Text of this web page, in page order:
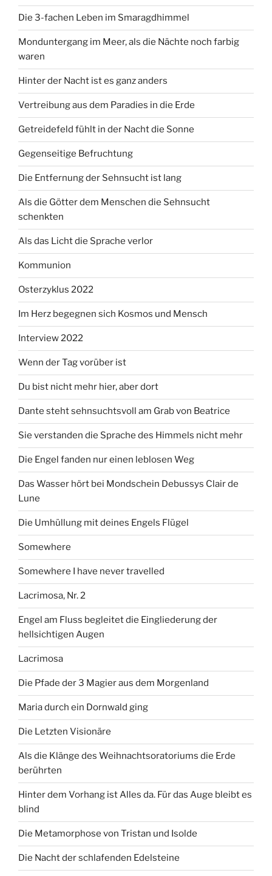
Die 3-fachen Leben im Smaragdhimmel
Monduntergang im Meer, als die Nächte noch farbig
waren
Hinter der Nacht ist es ganz anders
Vertreibung aus dem Paradies in die Erde
Getreidefeld fühlt in der Nacht die Sonne
Gegenseitige Befruchtung
Die Entfernung der Sehnsucht ist lang
Als die Götter dem Menschen die Sehnsucht
schenkten
Als das Licht die Sprache verlor
Kommunion
Osterzyklus 2022
Im Herz begegnen sich Kosmos und Mensch
Interview 2022
Wenn der Tag vorüber ist
Du bist nicht mehr hier, aber dort
Dante steht sehnsuchtsvoll am Grab von Beatrice
Sie verstanden die Sprache des Himmels nicht mehr
Die Engel fanden nur einen leblosen Weg
Das Wasser hört bei Mondschein Debussys Clair de
Lune
Die Umhüllung mit deines Engels Flügel
Somewhere
Somewhere I have never travelled
Lacrimosa, Nr. 2
Engel am Fluss begleitet die Eingliederung der
hellsichtigen Augen
Lacrimosa
Die Pfade der 3 Magier aus dem Morgenland
Maria durch ein Dornwald ging
Die Letzten Visionäre
Als die Klänge des Weihnachtsoratoriums die Erde
berührten
Hinter dem Vorhang ist Alles da. Für das Auge bleibt es
blind
Die Metamorphose von Tristan und Isolde
Die Nacht der schlafenden Edelsteine